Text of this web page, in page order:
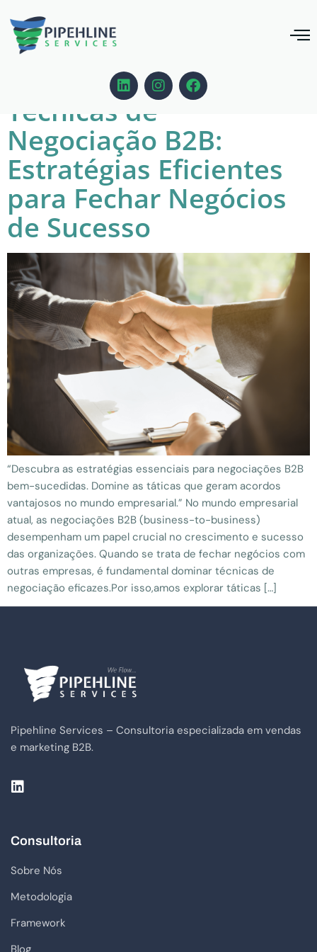
Tag: vendasb2b
Técnicas de
Negociação B2B:
Estratégias Eficientes
para Fechar Negócios
de Sucesso
“Descubra as estratégias essenciais para negociações B2B
bem-sucedidas. Domine as táticas que geram acordos
vantajosos no mundo empresarial.” No mundo empresarial
atual, as negociações B2B (business-to-business)
desempenham um papel crucial no crescimento e sucesso
das organizações. Quando se trata de fechar negócios com
outras empresas, é fundamental dominar técnicas de
negociação eficazes.Por isso,amos explorar táticas […]
Pipehline Services – Consultoria especializada em vendas
e marketing B2B.
Consultoria
Sobre Nós
Metodologia
Framework